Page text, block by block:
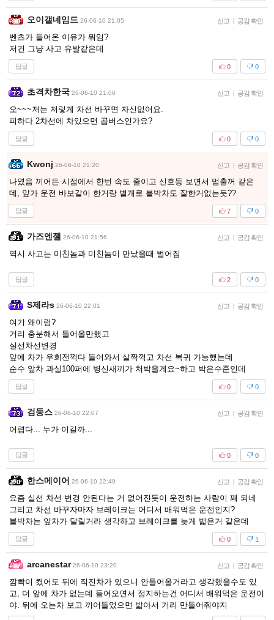
오이갤네임드 26-06-10 21:05 신고 | 공감 확인
벤츠가 들어온 이유가 뭐임?
저건 그냥 사고 유발같은데
답글 0
0
초격차한국 26-06-10 21:06 신고 | 공감 확인
오~~~저는 저렇게 차선 바꾸면 자신없어요.
피하다 2차선에 차있으면 곱버스인가요?
답글 0
0
Kwonj 26-06-10 21:20 신고 | 공감 확인
나였음 끼어든 시점에서 한번 속도 줄이고 신호등 보면서 멈출꺼 같은
데, 앞가 운전 바보같이 한거랑 별개로 블박차도 잘한거없는듯??
답글 0
7
가즈엔젤 26-06-10 21:56 신고 | 공감 확인
역시 사고는 미친놈과 미친놈이 만났을때 벌어짐
답글 0
2
S제라s 26-06-10 22:01 신고 | 공감 확인
여기 왜이럼?
거리 충분해서 들어올만했고
실선차선변경
앞에 차가 우회전꺽다 들어와서 살짝꺽고 차선 복귀 가능했는데
순수 앞차 과실100퍼에 병신새끼가 처박을게요~하고 박은수준인데
답글 0
0
검둥스 26-06-10 22:07 신고 | 공감 확인
어렵다... 누가 이길까...
답글 0
0
한스메이어 26-06-10 22:49 신고 | 공감 확인
요즘 실선 차선 변경 안된다는 거 없어진듯이 운전하는 사람이 꽤 되네
그리고 차선 바꾸자마자 브레이크는 어디서 배워먹은 운전인지?
블박차는 앞차가 달릴거라 생각하고 브레이크를 늦게 밟은거 같은데
답글 1
0
arcanestar 26-06-10 23:20 신고 | 공감 확인
깜빡이 켰어도 뒤에 직진차가 있으니 안들어올거라고 생각했을수도 있
고, 더 앞에 차가 없는데 들어오면서 정지하는건 어디서 배워먹은 운전이
야. 뒤에 오는차 보고 끼어들었으면 밟아서 거리 만들어줘야지